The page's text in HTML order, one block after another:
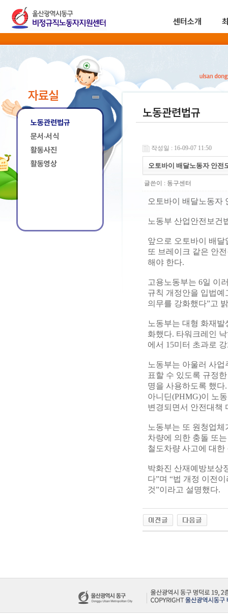
센터소개
자료실
노동관련법규
문서·서식
활동사진
활동영상
노동관련법규
작성일 : 16-09-07 11:50
오토바이 배달노동자 안전
글쓴이 : 동구센터
오토바이 배달노동자
노동부 산업안전보건
앞으로 오토바이 배
또 브레이크 같은 안
해야 한다.
고용노동부는 6일 이
규칙 개정안을 입법
의무를 강화했다”고
노동부는 대형 화재
화했다. 타워크레인
에서 15미터 초과로
노동부는 아울러 사
표할 수 있도록 규정
명을 사용하도록 했
아니딘(PHMG)이 노
변경되면서 안전대책
노동부는 또 원청업
차량에 의한 충돌 또
철도차량 사고에 대
박화진 산재예방보상
다”며 “법 개정 이전
것”이라고 설명했다.